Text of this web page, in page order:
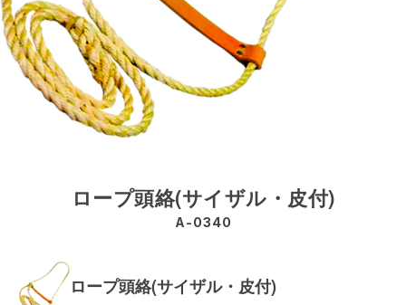
ロープ頭絡(サイザル・皮付)
A-0340
ロープ頭絡(サイザル・皮付)